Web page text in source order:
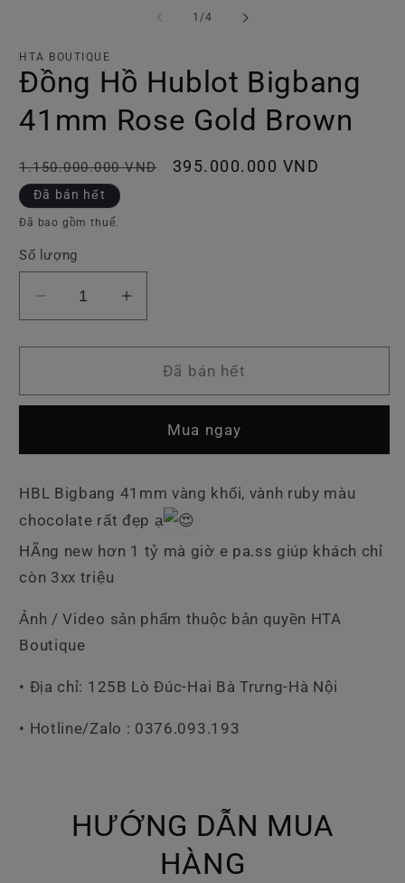
hộp
tương
tác
1/trong
4
HTA BOUTIQUE
Đồng Hồ Hublot Bigbang
41mm Rose Gold Brown
Giá
thông
thường
1.150.000.000 VND
Giá
395.000.000 VND
Đã bán hết
Đã bao gồm thuế.
Số lượng
Giảm
số
lượng
Đồng
Bigbang
Rose
Gold
Brown
Tăng
số
lượng
Đồng
Hublot
Bigbang
Rose
Gold
Brown
Đã bán hết
Mua ngay
HBL Bigbang 41mm vàng khối, vành ruby màu
chocolate rất đẹp ạ
HÃng new hơn 1 tỷ mà giờ e pa.ss giúp khách chỉ
còn 3xx triệu
Ảnh / Video sản phẩm thuộc bản quyền HTA
Boutique
• Địa chỉ: 125B Lò Đúc-Hai Bà Trưng-Hà Nội
• Hotline/Zalo : 0376.093.193
HƯỚNG DẪN MUA
HÀNG